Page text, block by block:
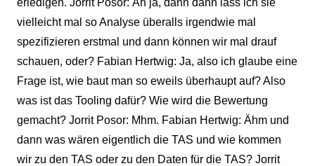
erledigen. Jorrit Posor: Äh ja, dann dann lass ich sie
vielleicht mal so Analyse überalls irgendwie mal
spezifizieren erstmal und dann können wir mal drauf
schauen, oder? Fabian Hertwig: Ja, also ich glaube eine
Frage ist, wie baut man so eweils überhaupt auf? Also
was ist das Tooling dafür? Wie wird die Bewertung
gemacht? Jorrit Posor: Mhm. Fabian Hertwig: Ähm und
dann was wären eigentlich die TAS und wie kommen
wir zu den TAS oder zu den Daten für die TAS? Jorrit